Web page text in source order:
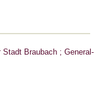
Braubach ; General-